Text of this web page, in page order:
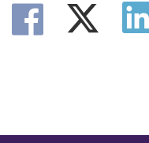
Over ons
Contact & support